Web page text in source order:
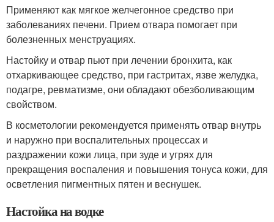
Применяют как мягкое желчегонное средство при
заболеваниях печени. Прием отвара помогает при
болезненных менструациях.
Настойку и отвар пьют при лечении бронхита, как
отхаркивающее средство, при гастритах, язве желудка,
подагре, ревматизме, они обладают обезболивающим
свойством.
В косметологии рекомендуется применять отвар внутрь
и наружно при воспалительных процессах и
раздражении кожи лица, при зуде и угрях для
прекращения воспаления и повышения тонуса кожи, для
осветления пигментных пятен и веснушек.
Настойка на водке